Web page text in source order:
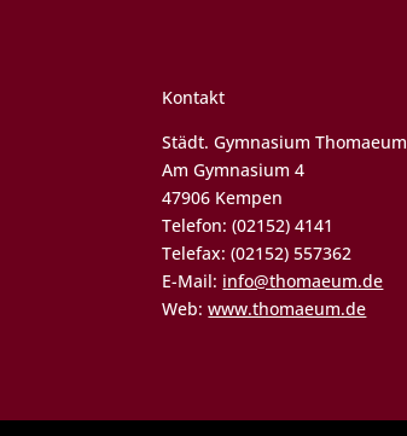
Kontakt
Städt. Gymnasium Thomaeum
Am Gymnasium 4
47906 Kempen
Telefon: (02152) 4141
Telefax: (02152) 557362
E-Mail: info@thomaeum.de
Web:www.thomaeum.de